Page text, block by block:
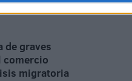
de graves
comercio
migratoria